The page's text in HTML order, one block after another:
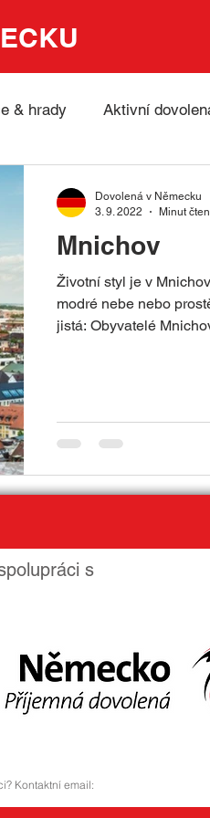
& hrady Aktivní
Města, kultura a tradice
trhy Německo
akce v Německu
Mnichov
Životní styl je v
modré nebe nebo
jistá: Obyvatelé
Dovolená v Německu
3. 9. 2022
Minut
s
Kontaktní email: